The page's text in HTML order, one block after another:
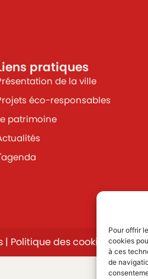
Pour offrir
cookies
à ces
de
pratiques
de la ville
éco-responsables
patrimoine
| Politique des cookies